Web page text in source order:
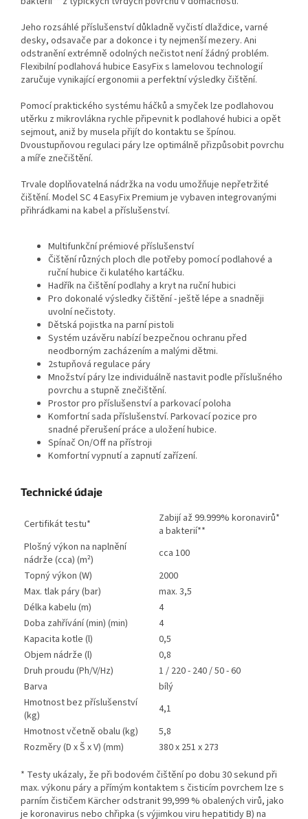
Jeho rozsáhlé příslušenství důkladně vyčistí dlaždice, varné
desky, odsavače par a dokonce i ty nejmenší mezery. Ani
odstranění extrémně odolných nečistot není žádný problém.
Flexibilní podlahová hubice EasyFixs lamelovou technologií
zaručuje vynikající ergonomii a perfektní výsledky čištění.
Pomocí praktického systému háčků a smyček lze podlahovou
utěrku z mikrovlákna rychle připevnit k podlahové hubici a opět
sejmout, aniž by musela přijít do kontaktu se špínou.
Dvoustupňovou regulaci páry lze optimálně přizpůsobit povrchu
a míře znečištění.
Trvale doplňovatelná nádržka na vodu umožňuje nepřetržité
čištění. Model SC 4EasyFixPremium je vybaven integrovanými
přihrádkami na kabel a příslušenství.
Multifunkční prémiové příslušenství
Čištění různých ploch dle potřeby pomocí podlahové a
ruční hubice či kulatého kartáčku.
Hadřík na čištění podlahy a kryt na ruční hubici
Pro dokonalé výsledky čištění - ještě lépe a snadněji
uvolní nečistoty.
Dětská pojistka na parní pistoli
Systém uzávěru nabízí bezpečnou ochranu před
neodborným zacházením a malými dětmi.
2stupňová regulace páry
Množství páry lze individuálně nastavit podle příslušného
povrchu a stupně znečištění.
Prostor pro příslušenství a parkovací poloha
Komfortní sada příslušenství. Parkovací pozice pro
snadné přerušení práce a uložení hubice.
Spínač On/Off na přístroji
Komfortní vypnutí a zapnutí zařízení.
Technické údaje
Certifikát testu*
Zabijí až 99.999% koronavirů*
a bakterií**
Plošný výkon na naplnění
nádrže (cca) (m²)
cca 100
Topný výkon (W)
2000
Max. tlak páry (bar)
max. 3,5
Délka kabelu (m)
4
Doba zahřívání (min) (min)
4
Kapacita kotle (l)
0,5
Objem nádrže (l)
0,8
Druh proudu (Ph/V/Hz)
1 / 220 - 240 / 50 - 60
Barva
bílý
Hmotnost bez příslušenství
(kg)
4,1
Hmotnost včetně obalu (kg)
5,8
Rozměry (D x Š x V) (mm)
380 x 251 x 273
* Testy ukázaly, že při bodovém čištění po dobu 30 sekund při
max. výkonu páry a přímým kontaktem s čisticím povrchem lze s
parním čističem Kärcher odstranit 99,999 % obalených virů, jako
je koronavirus nebo chřipka (s výjimkou viru hepatitidy B) na